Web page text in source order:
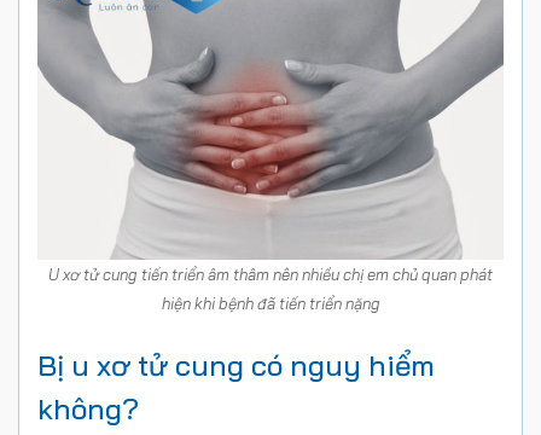
U xơ tử cung tiến triển âm thâm nên nhiều chị em chủ quan phát
hiện khi bệnh đã tiến triển nặng
Bị u xơ tử cung có nguy hiểm
không?